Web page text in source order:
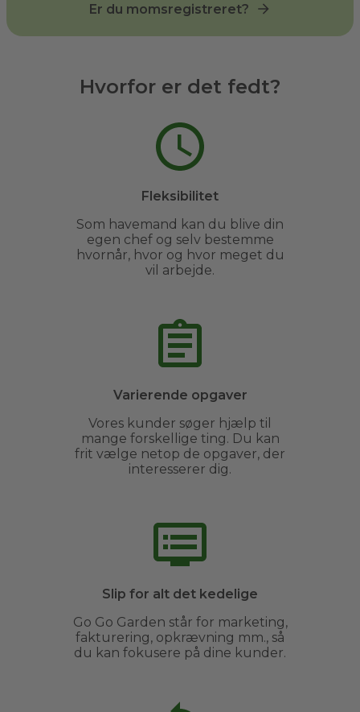
Er du momsregistreret?
Hvorfor er det fedt?
Fleksibilitet
Som havemand kan du blive din
egen chef og selv bestemme
hvornår, hvor og hvor meget du
vil arbejde.
Varierende opgaver
Vores kunder søger hjælp til
mange forskellige ting. Du kan
frit vælge netop de opgaver, der
interesserer dig.
Slip for alt det kedelige
Go Go Garden står for marketing,
fakturering, opkrævning mm., så
du kan fokusere på dine kunder.